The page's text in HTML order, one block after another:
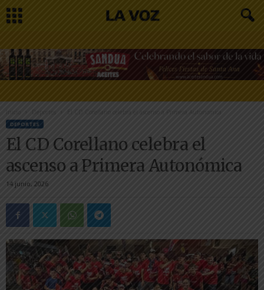
Inicio El CD Corellano celebra el ascenso a Primera Autonómica
DEPORTES
El CD Corellano celebra el
ascenso a Primera Autonómica
14 junio, 2026